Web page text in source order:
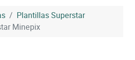
Plantillas Superstar
Minepix